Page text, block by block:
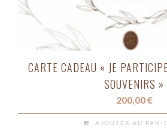
CARTE CADEAU « JE
SOUVENIRS »
200,00€
AJOUTER AU